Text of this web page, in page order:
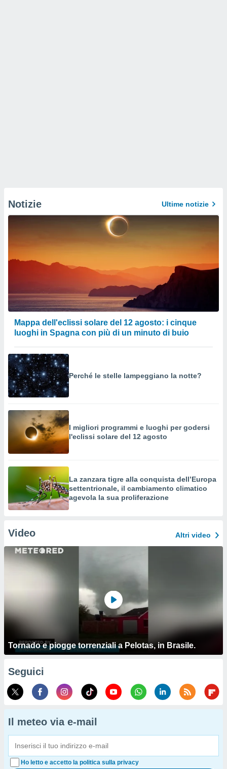
Notizie Ultime notizie
Mappa dell'eclissi solare del 12 agosto: i cinque
luoghi in Spagna con più di un minuto di buio
Perché le stelle lampeggiano la notte?
I migliori programmi e luoghi per godersi
l'eclissi solare del 12 agosto
La zanzara tigre alla conquista dell’Europa
settentrionale, il cambiamento climatico
agevola la sua proliferazione
Video Altri video
Tornado e piogge torrenziali a Pelotas, in Brasile.
Seguici
Il meteo via e-mail
Ho letto e accetto la politica sulla privacy